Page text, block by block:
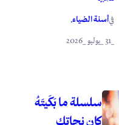
فيأسنة الضياء.
سلسلة ما بَكَيتَهُ
كان نجاتك